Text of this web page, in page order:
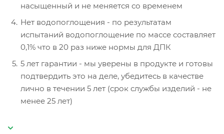
насыщенный и не меняется со временем
Нет водопоглощения - по результатам
испытаний водопоглощение по массе составляет
0,1% что в 20 раз ниже нормы для ДПК
5 лет гарантии - мы уверены в продукте и готовы
подтвердить это на деле, убедитесь в качестве
лично в течении 5 лет (срок службы изделий - не
менее 25 лет)